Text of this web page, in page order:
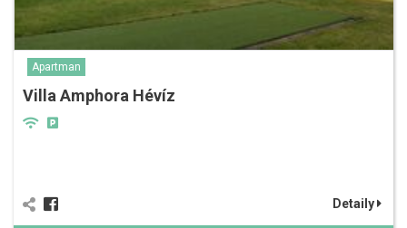
Apartman
Villa Amphora Hévíz
Detaily